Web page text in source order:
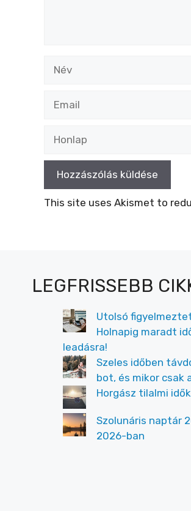
This site uses Akismet to
LEGFRISSEBB
Utolsó
Holnapig maradt
leadásra!
Szeles időben
bot, és mikor csak
Horgász tilalmi
Szolunáris naptár
2026-ban